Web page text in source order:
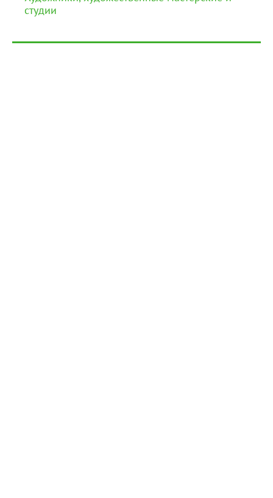
студии